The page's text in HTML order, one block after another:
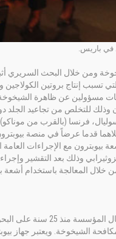
في باريس.
ومن خلال البحث السريري
تسبب إنتاج بروتين الكولاجين
مسؤولين عن ظاهرة
فرنسا (بالقرب من
قدما عرضاً في منصة
بأشعة بيوبترون مع الإجراءات
وذلك بعد التقشير
خلال المعالجة باستخدام أشعة
يعتبر ضوء بيوبترون مرادفة للعلاج
الشيخوخة. ويعتبر جهاز